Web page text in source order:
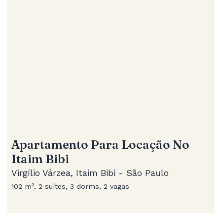
Apartamento Para Locação No
Itaim Bibi
Virgílio Várzea, Itaim Bibi - São Paulo
102 m², 2 suítes, 3 dorms, 2 vagas